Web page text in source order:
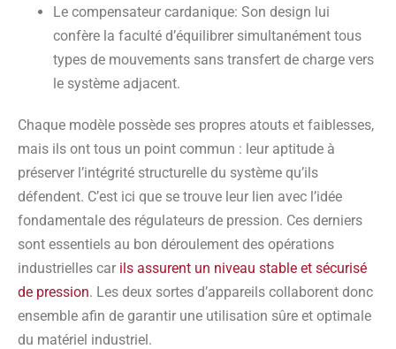
Le compensateur cardanique: Son design lui
confère la faculté d’équilibrer simultanément tous
types de mouvements sans transfert de charge vers
le système adjacent.
Chaque modèle possède ses propres atouts et faiblesses,
mais ils ont tous un point commun : leur aptitude à
préserver l’intégrité structurelle du système qu’ils
défendent. C’est ici que se trouve leur lien avec l’idée
fondamentale des régulateurs de pression. Ces derniers
sont essentiels au bon déroulement des opérations
industrielles car ils assurent un niveau stable et sécurisé
de pression. Les deux sortes d’appareils collaborent donc
ensemble afin de garantir une utilisation sûre et optimale
du matériel industriel.